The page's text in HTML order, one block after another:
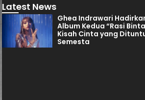
Latest News
Ghea Indrawari
Album Kedua “Rasi
Kisah Cinta yang
Semesta